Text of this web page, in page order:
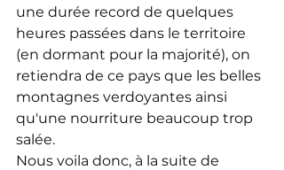
une durée record de quelques
heures passées dans le territoire
(en dormant pour la majorité), on
retiendra de ce pays que les belles
montagnes verdoyantes ainsi
qu'une nourriture beaucoup trop
salée.
Nous voila donc, à la suite de